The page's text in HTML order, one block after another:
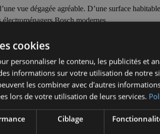
vue dégagée agréable. D’une surface
Bosch modernes.
cookies
personnaliser le contenu, les publicités et
informations sur votre utilisation de notre
les combiner avec d'autres
lors de votre utilisation de leurs services.
Ciblage